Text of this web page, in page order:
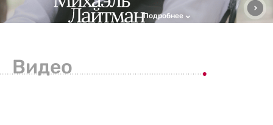
Подробнее
Видео